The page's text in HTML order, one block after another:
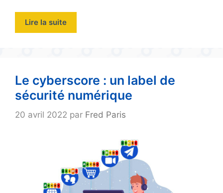
Lire la suite
Le cyberscore : un label de
sécurité numérique
20 avril 2022 par Fred Paris